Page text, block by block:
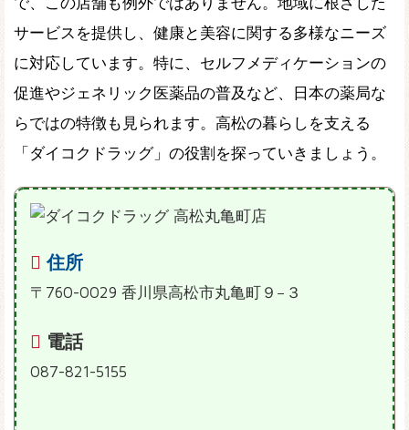
サービスを提供し、健康と美容に関する多様なニーズ
に対応しています。特に、セルフメディケーションの
促進やジェネリック医薬品の普及など、日本の薬局な
らではの特徴も見られます。高松の暮らしを支える
「ダイコクドラッグ」の役割を探っていきましょう。
住所
〒760-0029 香川県高松市丸亀町９−３
電話
087-821-5155